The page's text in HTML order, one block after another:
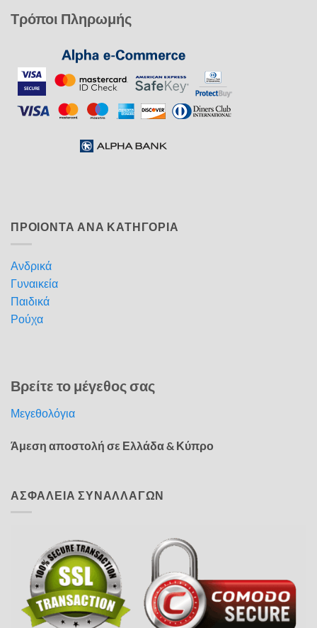
Τρόποι Πληρωμής
ΠΡΟΙΟΝΤΑ ΑΝΑ ΚΑΤΗΓΟΡΙΑ
Ανδρικά
Γυναικεία
Παιδικά
Ρούχα
Βρείτε το μέγεθος σας
Μεγεθολόγια
Άμεση αποστολή σε Ελλάδα & Κύπρο
ΑΣΦΑΛΕΙΑ ΣΥΝΑΛΛΑΓΩΝ